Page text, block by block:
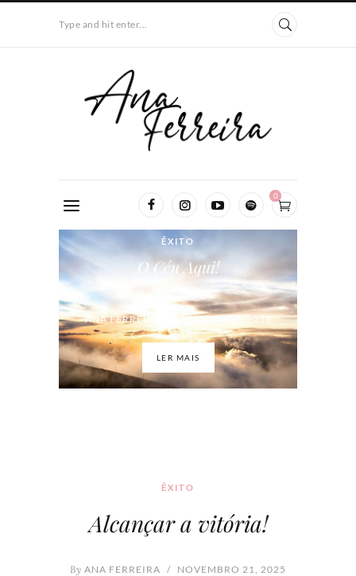
Type and hit enter...
0
ÊXITO
O Céu Aqui!
ANA FERREIRA / SETEMBRO 9, 2019
LER MAIS
ÊXITO
Alcançar a vitória!
By ANA FERREIRA / NOVEMBRO 21, 2025